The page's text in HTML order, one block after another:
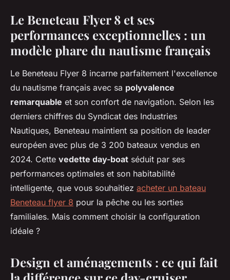
Le beneteau flyer 8 : l'alliance
parfaite de style et
performance
Maria•22 décembre 2025•7 min de lecture
Le Beneteau Flyer 8 et ses
performances exceptionnelles : un
modèle phare du nautisme français
Le Beneteau Flyer 8 incarne parfaitement l'excellence
du nautisme français avec sa polyvalence
remarquable et son confort de navigation. Selon les
derniers chiffres du Syndicat des Industries
Nautiques, Beneteau maintient sa position de leader
européen avec plus de 3 200 bateaux vendus en
2024. Cette vedette day-boat séduit par ses
performances optimales et son habitabilité
intelligente, que vous souhaitiez acheter un bateau
Beneteau flyer 8 pour la pêche ou les sorties
familiales. Mais comment choisir la configuration
idéale ?
Design et aménagements : ce qui fait